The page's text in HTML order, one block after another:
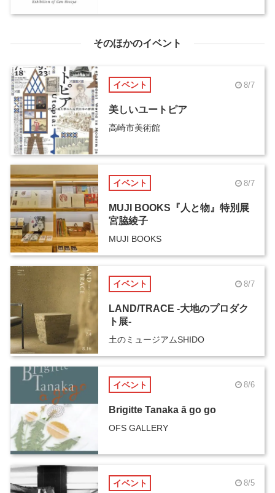
そのほかのイベント
イベント 8/7
美しいユートピア
高崎市美術館
イベント 8/7
MUJI BOOKS『人と物』特別展
宮脇綾子
MUJI BOOKS
イベント 8/7
LAND/TRACE -大地のプロダク
ト展-
土のミュージアムSHIDO
イベント 8/6
Brigitte Tanaka ā go go
OFS GALLERY
イベント 8/5